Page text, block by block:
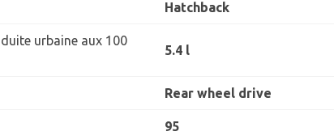
Hatchback
urbaine aux 100
5.4 l
Rear wheel drive
95